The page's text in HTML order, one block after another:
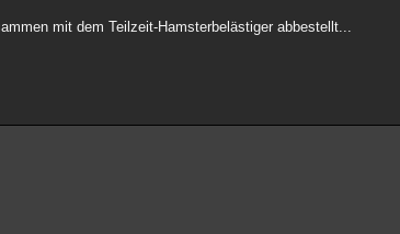
mit dem Teilzeit-Hamsterbelästiger abbestellt...